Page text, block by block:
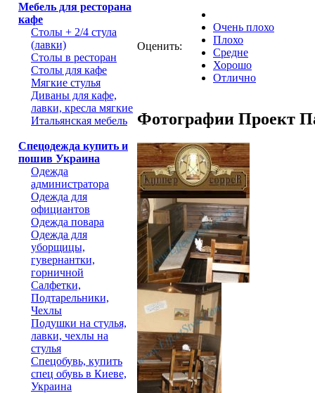
Мебель для ресторана
кафе
Столы + 2/4 стула
(лавки)
Столы в ресторан
Столы для кафе
Мягкие стулья
Диваны для кафе,
лавки, кресла мягкие
Итальянская мебель
Спецодежда купить и
пошив Украина
Одежда
администратора
Одежда для
официантов
Одежда повара
Одежда для
уборщицы,
гувернантки,
горничной
Салфетки,
Подтарельники,
Чехлы
Подушки на стулья,
лавки, чехлы на
стулья
Спецобувь, купить
спец обувь в Киеве,
Украина
Оценить:
Очень плохо
Плохо
Средне
Хорошо
Отлично
Фотографии Проект